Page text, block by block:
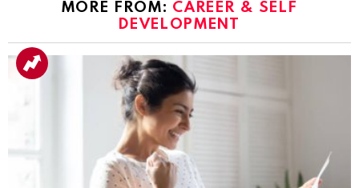
MORE FROM: CAREER & SELF
DEVELOPMENT